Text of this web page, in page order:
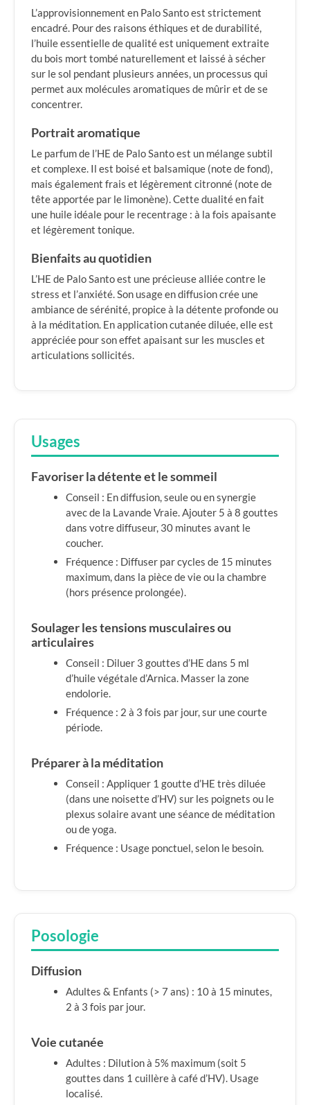
L’approvisionnement en Palo Santo est strictement
encadré. Pour des raisons éthiques et de durabilité,
l’huile essentielle de qualité est uniquement extraite
du bois mort tombé naturellement et laissé à sécher
sur le sol pendant plusieurs années, un processus qui
permet aux molécules aromatiques de mûrir et de se
concentrer.
Portrait aromatique
Le parfum de l’HE de Palo Santo est un mélange subtil
et complexe. Il est boisé et balsamique (note de fond),
mais également frais et légèrement citronné (note de
tête apportée par le limonène). Cette dualité en fait
une huile idéale pour le recentrage : à la fois apaisante
et légèrement tonique.
Bienfaits au quotidien
L’HE de Palo Santo est une précieuse alliée contre le
stress et l’anxiété. Son usage en diffusion crée une
ambiance de sérénité, propice à la détente profonde ou
à la méditation. En application cutanée diluée, elle est
appréciée pour son effet apaisant sur les muscles et
articulations sollicités.
Usages
Favoriser la détente et le sommeil
Conseil : En diffusion, seule ou en synergie
avec de la Lavande Vraie. Ajouter 5 à 8 gouttes
dans votre diffuseur, 30 minutes avant le
coucher.
Fréquence : Diffuser par cycles de 15 minutes
maximum, dans la pièce de vie ou la chambre
(hors présence prolongée).
Soulager les tensions musculaires ou
articulaires
Conseil : Diluer 3 gouttes d’HE dans 5 ml
d’huile végétale d’Arnica. Masser la zone
endolorie.
Fréquence : 2 à 3 fois par jour, sur une courte
période.
Préparer à la méditation
Conseil : Appliquer 1 goutte d’HE très diluée
(dans une noisette d’HV) sur les poignets ou le
plexus solaire avant une séance de méditation
ou de yoga.
Fréquence : Usage ponctuel, selon le besoin.
Posologie
Diffusion
Adultes & Enfants (> 7 ans) : 10 à 15 minutes,
2 à 3 fois par jour.
Voie cutanée
Adultes : Dilution à 5% maximum (soit 5
gouttes dans 1 cuillère à café d’HV). Usage
localisé.